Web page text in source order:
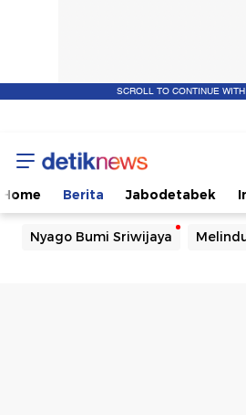
SCROLL TO CONTINUE
Home Berita Jabodetabek
Nyago Bumi Sriwijaya